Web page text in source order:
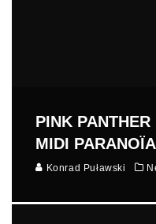
PINK
MIDI
Konrad Puławski